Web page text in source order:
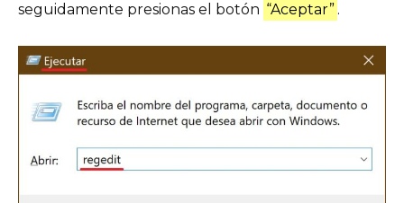
seguidamente presionas el botón “Aceptar” .